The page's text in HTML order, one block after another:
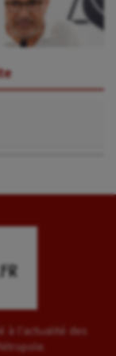
à l'actualité des